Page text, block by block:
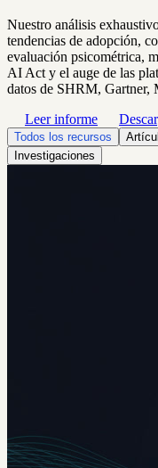
Nuestro análisis
tendencias de adopción,
evaluación psicométrica,
AI Act y el auge de las
datos de SHRM, Gartner,
Leer informe
Todos los recursos
Investigaciones